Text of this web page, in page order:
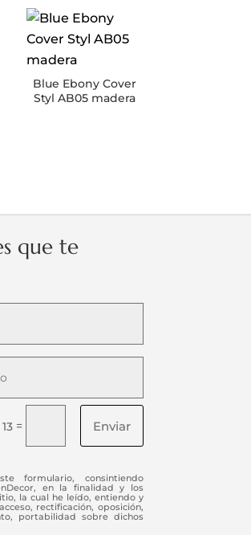
Blue Ebony Cover
Styl AB05 madera
que te
= Enviar
formulario, consintiendo
en la finalidad y los
la cual he leído, entiendo y
rectificación, oposición,
portabilidad sobre dichos